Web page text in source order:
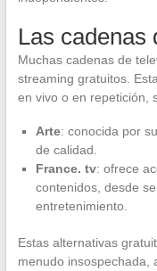
Las cadenas
Muchas cadenas de
streaming gratuitos.
en vivo o en repetición,
Arte: conocida por
de calidad.
France. tv: ofrece
contenidos, desde
entretenimiento.
Estas alternativas
menudo insospechada,